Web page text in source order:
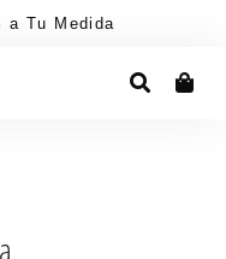
a Tu Medida
Buscar